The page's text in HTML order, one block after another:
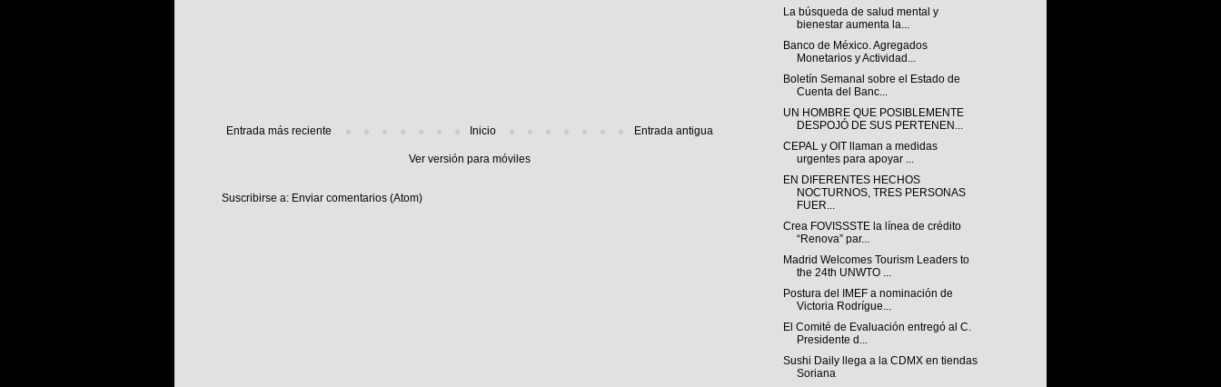
Entrada más reciente Entrada antigua
Inicio
Ver versión para móviles
Suscribirse a: Enviar comentarios (Atom)
La búsqueda de salud mental y
bienestar aumenta la...
Banco de México. Agregados
Monetarios y Actividad...
Boletín Semanal sobre el Estado de
Cuenta del Banc...
UN HOMBRE QUE POSIBLEMENTE
DESPOJÓ DE SUS PERTENEN...
CEPAL y OIT llaman a medidas
urgentes para apoyar ...
EN DIFERENTES HECHOS
NOCTURNOS, TRES PERSONAS
FUER...
Crea FOVISSSTE la línea de crédito
“Renova” par...
Madrid Welcomes Tourism Leaders to
the 24th UNWTO ...
Postura del IMEF a nominación de
Victoria Rodrígue...
El Comité de Evaluación entregó al C.
Presidente d...
Sushi Daily llega a la CDMX en tiendas
Soriana